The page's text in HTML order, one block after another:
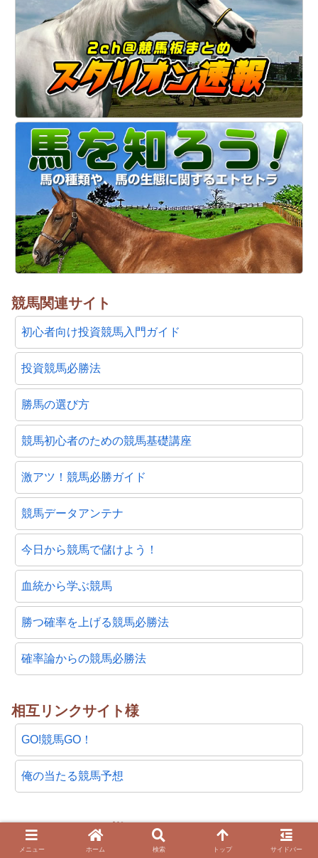
競馬関連サイト
初心者向け投資競馬入門ガイド
投資競馬必勝法
勝馬の選び方
競馬初心者のための競馬基礎講座
激アツ！競馬必勝ガイド
競馬データアンテナ
今日から競馬で儲けよう！
血統から学ぶ競馬
勝つ確率を上げる競馬必勝法
確率論からの競馬必勝法
相互リンクサイト様
GO!競馬GO！
俺の当たる競馬予想
アンテナサイト様
メニュー ホーム 検索 トップ サイドバー